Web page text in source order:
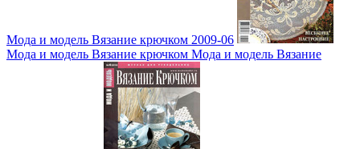
Мода и модель Вязание крючком 2009-06
Мода и модель Вязание крючком Мода и модель Вязание